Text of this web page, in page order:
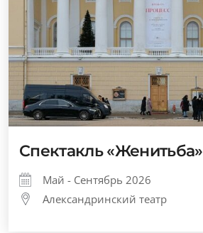
Спектакль «Женитьба»
Май - Сентябрь 2026
Александринский театр